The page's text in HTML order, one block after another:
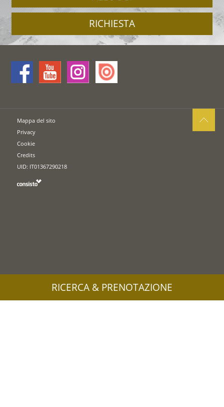
RICHIESTA
Mappa del sito
Privacy
Cookie
Credits
UID: IT01367290218
RICERCA & PRENOTAZIONE